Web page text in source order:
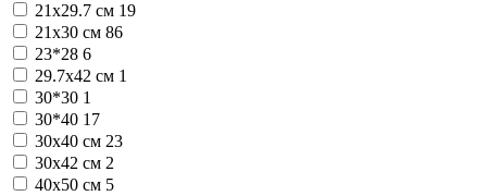
21x29.7 см 19
21x30 см 86
23*28 6
29.7x42 см 1
30*30 1
30*40 17
30x40 см 23
30x42 см 2
40x50 см 5